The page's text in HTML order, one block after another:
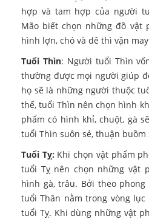
hợp và tam hợp của người
Mão biết chọn những đồ vật
hình lợn, chó và dê thì vận
Tuổi Thìn: Người tuổi Thìn
thường được mọi người giúp
họ sẽ là những người thuộc
thế, tuổi Thìn nên chọn hình
phẩm có hình khỉ, chuột, gà
tuổi Thìn suôn sẻ, thuận buồm
Tuổi Tỵ: Khi chọn vật phẩm
tuổi Tỵ nên chọn những vật
hình gà, trâu. Bởi theo
tuổi Thân nằm trong vòng
tuổi Tỵ. Khi dùng những vật